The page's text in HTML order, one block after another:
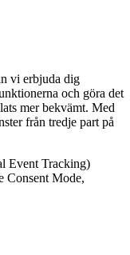
vi erbjuda dig
och göra det
mer bekvämt. Med
från tredje part på
Event Tracking)
Consent Mode,